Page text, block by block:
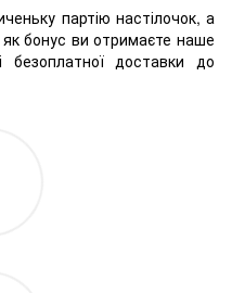
партію настілочок, а
бонус ви отримаєте наше
доставки до